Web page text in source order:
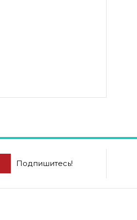
Подпишитесь!